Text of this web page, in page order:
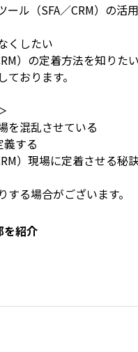
ル（SFA／CRM）の活
くしたい
）の定着方法を知りたい
おります。
を混乱させている
義する
）現場に定着させる秘
る場合がございます。
紹介